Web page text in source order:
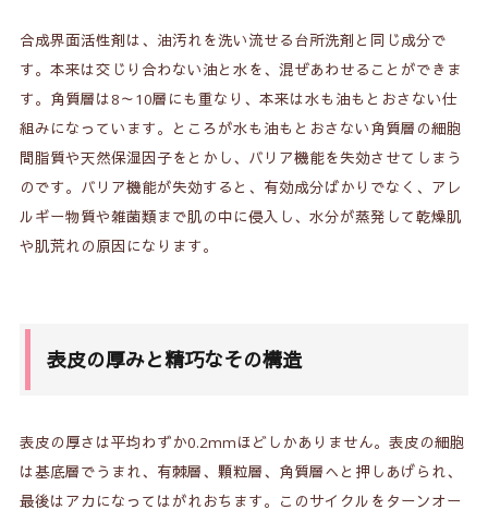
合成界面活性剤は、油汚れを洗い流せる台所洗剤と同じ成分で
す。本来は交じり合わない油と水を、混ぜあわせることができま
す。角質層は8～10層にも重なり、本来は水も油もとおさない仕
組みになっています。ところが水も油もとおさない角質層の細胞
間脂質や天然保湿因子をとかし、バリア機能を失効させてしまう
のです。バリア機能が失効すると、有効成分ばかりでなく、アレ
ルギー物質や雑菌類まで肌の中に侵入し、水分が蒸発して乾燥肌
や肌荒れの原因になります。
表皮の厚みと精巧なその構造
表皮の厚さは平均わずか0.2mmほどしかありません。表皮の細胞
は基底層でうまれ、有棘層、顆粒層、角質層へと押しあげられ、
最後はアカになってはがれおちます。このサイクルをターンオー